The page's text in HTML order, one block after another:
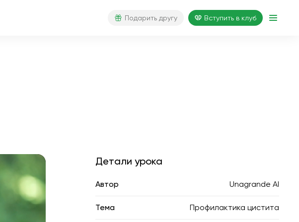
Подарить другу Вступить в клуб
01:44
Детали урока
Автор Unagrande AI
Тема Профилактика цистита